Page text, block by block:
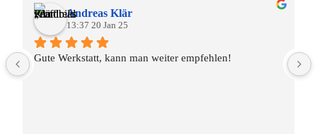
Andreas Klär
13:37 20 Jan 25
Gute Werkstatt, kann man weiter empfehlen!